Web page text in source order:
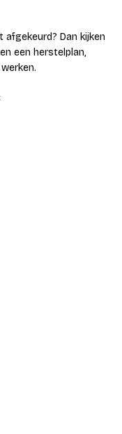
Dan kijken
een herstelplan,